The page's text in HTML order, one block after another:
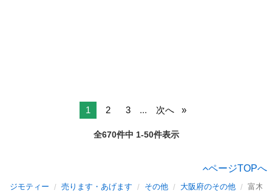
1 2 3 ... 次へ
全670件中 1-50件表示
ページTOPへ
ジモティー 売ります・あげます その他 大阪府のその他 富木